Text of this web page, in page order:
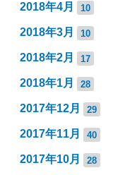
2018年4月 10
2018年3月 10
2018年2月 17
2018年1月 28
2017年12月 29
2017年11月 40
2017年10月 28